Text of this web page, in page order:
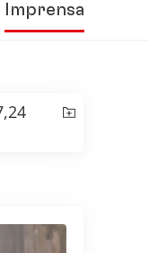
Imprensa